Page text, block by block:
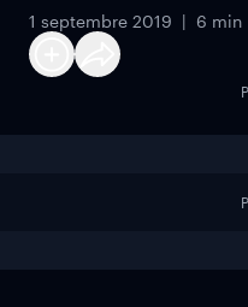
1 septembre 2019 6 min